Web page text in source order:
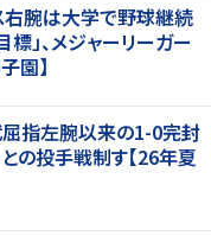
腕は大学で野球継続
」、メジャーリーガー
園】
指左腕以来の1-0完封
の投手戦制す【26年夏